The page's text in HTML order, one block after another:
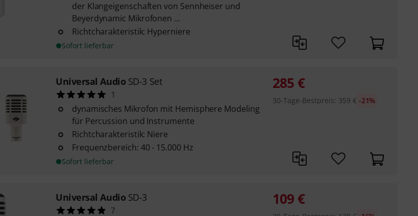
der Klangeigenschaften von Sennheiser und
Beyerdynamic Mikrofonen ...
Richtcharakteristik: Hyperniere
Sofort lieferbar
Universal Audio SD-3 Set
1
dynamisches Mikrofon mit Hemisphere Modeling
für Percussion und Instrumente
Richtcharakteristik: Niere
Frequenzbereich: 40 - 15.000 Hz
Sofort lieferbar
285 €
30-Tage-Bestpreis: 359 € -21%
Universal Audio SD-3
7
109 €